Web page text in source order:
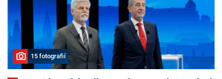
15 fotografií